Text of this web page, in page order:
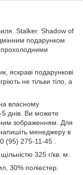
Stalker. Shadow of
подарунком
прохолодними
яскраві подарункові
не тільки тіло, а
власному
5 днів. Ви можете
зображенням. Для
менеджеру в
(95) 275-11-45 .
325 г/кв. м.
30% поліестер.